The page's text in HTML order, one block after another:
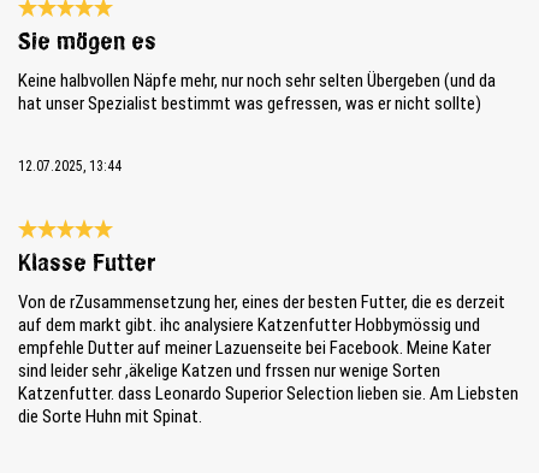
Bewertung mit 5 von 5 Sternen
Sie mögen es
Keine halbvollen Näpfe mehr, nur noch sehr selten Übergeben (und da
hat unser Spezialist bestimmt was gefressen, was er nicht sollte)
12.07.2025, 13:44
Bewertung mit 5 von 5 Sternen
Klasse Futter
Von de rZusammensetzung her, eines der besten Futter, die es derzeit
auf dem markt gibt. ihc analysiere Katzenfutter Hobbymössig und
empfehle Dutter auf meiner Lazuenseite bei Facebook. Meine Kater
sind leider sehr ,äkelige Katzen und frssen nur wenige Sorten
Katzenfutter. dass Leonardo Superior Selection lieben sie. Am Liebsten
die Sorte Huhn mit Spinat.